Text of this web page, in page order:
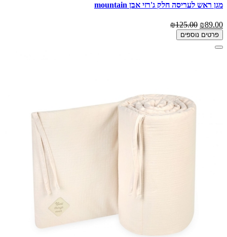
מגן ראש לעריסה חלק ג'רזי אבן mountain
₪89.00
₪125.00
פרטים נוספים